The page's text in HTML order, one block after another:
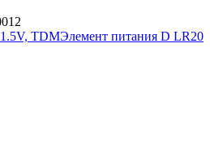
TDMЭлемент питания D LR20